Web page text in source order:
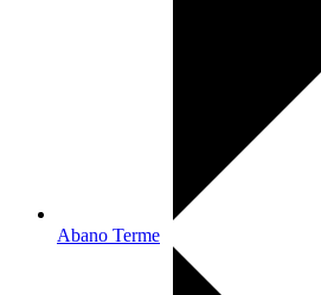
Abano Terme